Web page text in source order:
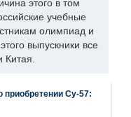
этого в том
учебные
олимпиад и
выпускники все
Китая.
приобретении Су-57: